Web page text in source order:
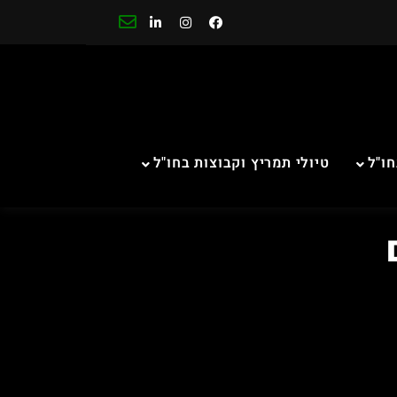
טיולי תמריץ וקבוצות בחו"ל